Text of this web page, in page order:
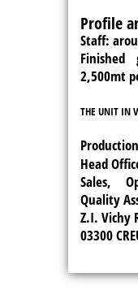
Profile
Staff:
Finished
2,500mt
THE UNIT IN
Head
Sales,
Quality
Z.I. Vichy
03300